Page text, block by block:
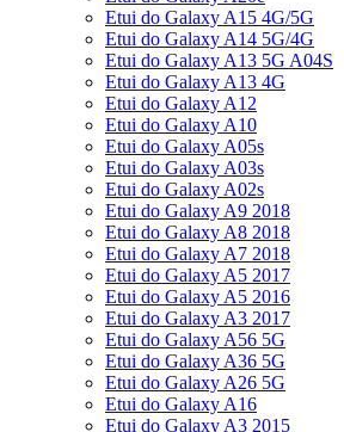
Etui do Galaxy A15 4G/5G
Etui do Galaxy A14 5G/4G
Etui do Galaxy A13 5G A04S
Etui do Galaxy A13 4G
Etui do Galaxy A12
Etui do Galaxy A10
Etui do Galaxy A05s
Etui do Galaxy A03s
Etui do Galaxy A02s
Etui do Galaxy A9 2018
Etui do Galaxy A8 2018
Etui do Galaxy A7 2018
Etui do Galaxy A5 2017
Etui do Galaxy A5 2016
Etui do Galaxy A3 2017
Etui do Galaxy A56 5G
Etui do Galaxy A36 5G
Etui do Galaxy A26 5G
Etui do Galaxy A16
Etui do Galaxy A3 2015